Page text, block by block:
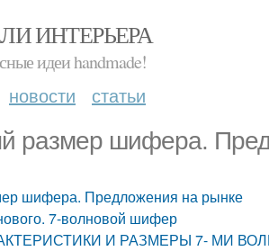
ИНТЕРЬЕРА
идеи handmade!
новости статьи
размер шифера.
шифера. Предложения на рынке
7-волновой шифер
И РАЗМЕРЫ 7- МИ